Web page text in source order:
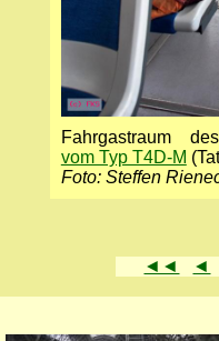
Fahrgastraum
vom Typ T4D-M
Foto: Steffen
◄◄ ◄